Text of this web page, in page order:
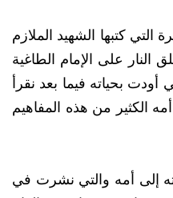
التي كتبها الشهيد الملازم
النار على الإمام الطاغية
بحياته فيما بعد نقرأ
الكثير من هذه المفاهيم
إلى أمه والتي نشرت في